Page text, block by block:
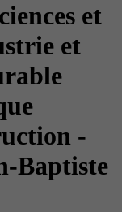
et
et
-
Baptiste